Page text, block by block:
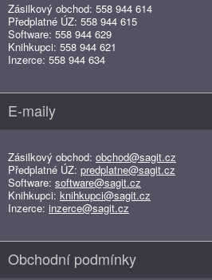
Zásilkový obchod: 558 944 614
Předplatné ÚZ: 558 944 615
Software: 558 944 629
Knihkupci: 558 944 621
Inzerce: 558 944 634
E-maily
Zásilkový obchod: obchod@sagit.cz
Předplatné ÚZ: predplatne@sagit.cz
Software: software@sagit.cz
Knihkupci: knihkupci@sagit.cz
Inzerce: inzerce@sagit.cz
Obchodní podmínky